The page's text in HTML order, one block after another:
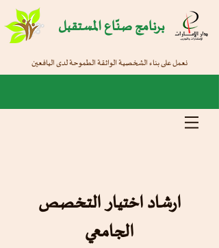
برنامج صنّاع المستقبل
نعمل على بناء الشخصية الواثقة الطموحة لدى اليافعين
ارشاد اختيار التخصص
الجامعي